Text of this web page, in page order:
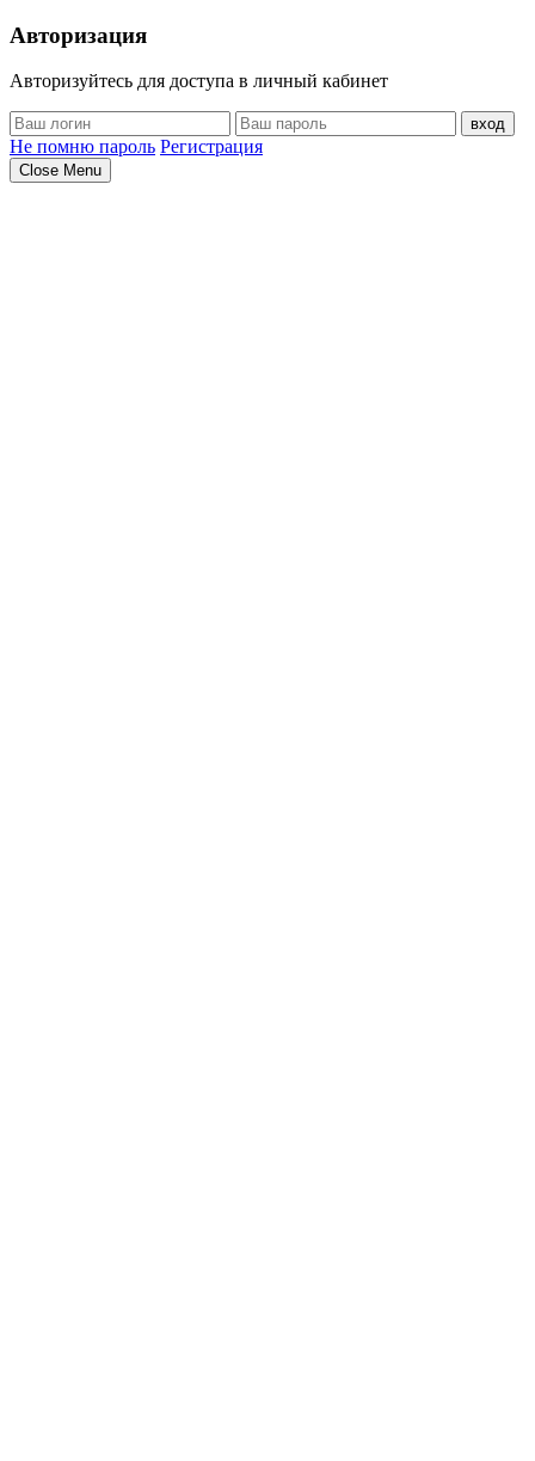
Авторизация
Авторизуйтесь для доступа в личный кабинет
вход
Не помню пароль Регистрация
Close Menu